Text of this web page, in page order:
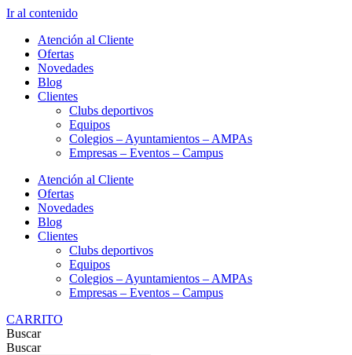
Ir al contenido
Atención al Cliente
Ofertas
Novedades
Blog
Clientes
Clubs deportivos
Equipos
Colegios – Ayuntamientos – AMPAs
Empresas – Eventos – Campus
Atención al Cliente
Ofertas
Novedades
Blog
Clientes
Clubs deportivos
Equipos
Colegios – Ayuntamientos – AMPAs
Empresas – Eventos – Campus
CARRITO
Buscar
Buscar